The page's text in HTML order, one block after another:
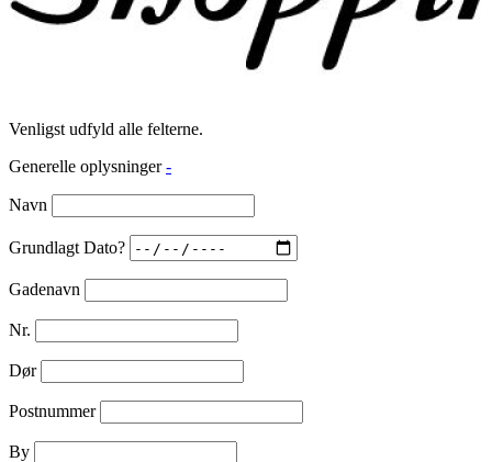
Venligst udfyld alle felterne.
Generelle oplysninger -
Navn
Grundlagt Dato?
Gadenavn
Nr.
Dør
Postnummer
By